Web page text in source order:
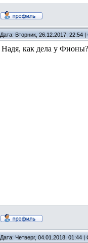
Дата: Вторник, 26.12.2017, 22:54
Надя, как дела у
Дата: Четверг, 04.01.2018, 01:44